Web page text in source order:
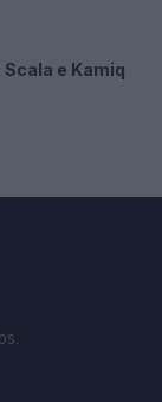
Scala e Kamiq